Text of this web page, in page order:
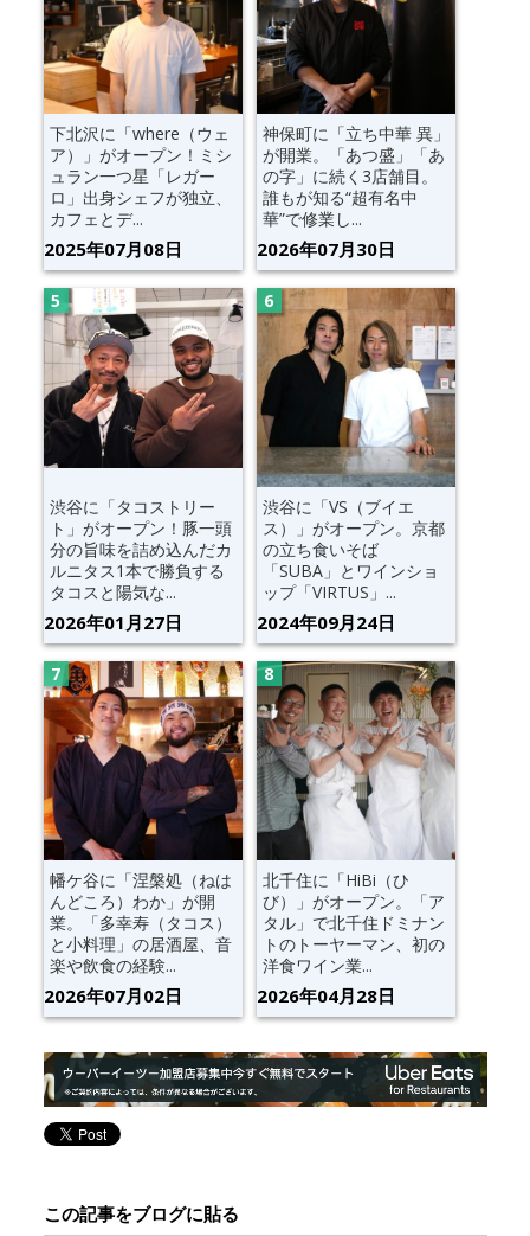
下北沢に「where（ウェ
ア）」がオープン！ミシ
ュラン一つ星「レガー
ロ」出身シェフが独立、
カフェとデ...
2025年07月08日
神保町に「立ち中華 異」
が開業。「あつ盛」「あ
の字」に続く3店舗目。
誰もが知る“超有名中
華”で修業し...
2026年07月30日
渋谷に「タコストリー
ト」がオープン！豚一頭
分の旨味を詰め込んだカ
ルニタス1本で勝負する
タコスと陽気な...
2026年01月27日
渋谷に「VS（ブイエ
ス）」がオープン。京都
の立ち食いそば
「SUBA」とワインショ
ップ「VIRTUS」...
2024年09月24日
幡ケ谷に「涅槃処（ねは
んどころ）わか」が開
業。「多幸寿（タコス）
と小料理」の居酒屋、音
楽や飲食の経験...
2026年07月02日
北千住に「HiBi（ひ
び）」がオープン。「ア
タル」で北千住ドミナン
トのトーヤーマン、初の
洋食ワイン業...
2026年04月28日
この記事をブログに貼る